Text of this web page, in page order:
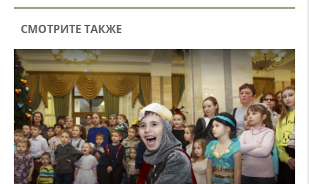
СМОТРИТЕ ТАКЖЕ